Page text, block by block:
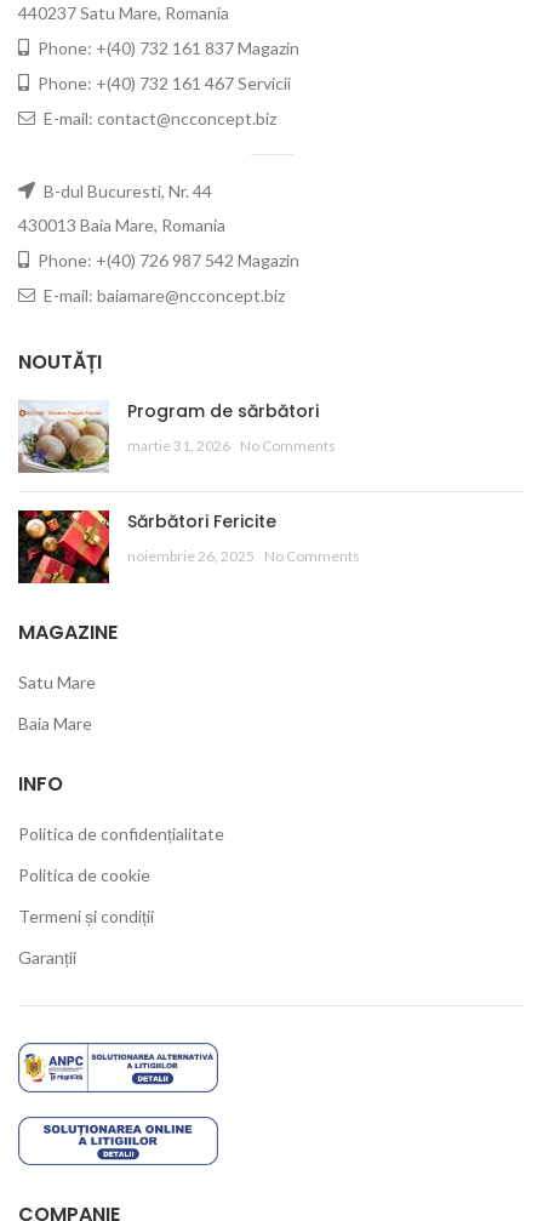
440237 Satu Mare, Romania
Phone: +(40) 732 161 837 Magazin
Phone: +(40) 732 161 467 Servicii
E-mail: contact@ncconcept.biz
B-dul Bucuresti, Nr. 44
430013 Baia Mare, Romania
Phone: +(40) 726 987 542 Magazin
E-mail: baiamare@ncconcept.biz
NOUTĂȚI
Program de sărbători
martie 31, 2026 No Comments
Sărbători Fericite
noiembrie 26, 2025 No Comments
MAGAZINE
Satu Mare
Baia Mare
INFO
Politica de confidențialitate
Politica de cookie
Termeni și condiții
Garanții
COMPANIE